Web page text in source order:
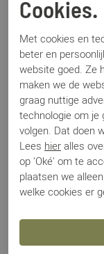
van Bommel, elk
dit seizoen is het
Zager 10198
lijken ze iets
beige. Een
meets comfort
Specificaties
Merk
Artikelnummer
Los voetbed
Categorie
Materiaal
Cookies.
Met cookies en
beter en
website goed. Ze
maken we de
graag nuttige
technologie om je
volgen. Dat doen
Lees hier alles
op 'Oké' om te
plaatsen we
welke cookies er